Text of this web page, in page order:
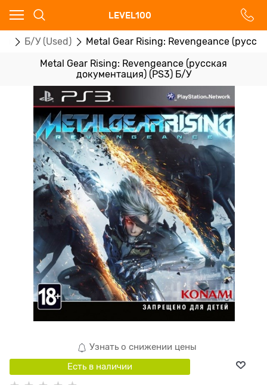
LEVEL100
Б/У (Used) Metal Gear Rising: Revengeance
Metal Gear Rising: Revengeance (русская
документация) (PS3) Б/У
Узнать о снижении цены
Есть в наличии
Ваш город - Москва,
угадали?
ДА НЕТ